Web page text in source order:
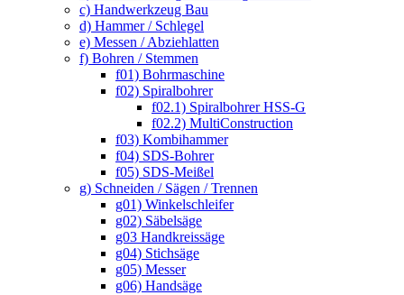
c) Handwerkzeug Bau
d) Hammer / Schlegel
e) Messen / Abziehlatten
f) Bohren / Stemmen
f01) Bohrmaschine
f02) Spiralbohrer
f02.1) Spiralbohrer HSS-G
f02.2) MultiConstruction
f03) Kombihammer
f04) SDS-Bohrer
f05) SDS-Meißel
g) Schneiden / Sägen / Trennen
g01) Winkelschleifer
g02) Säbelsäge
g03 Handkreissäge
g04) Stichsäge
g05) Messer
g06) Handsäge